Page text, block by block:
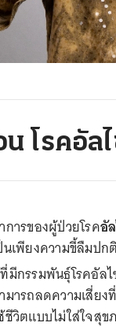
โรคอัลไ
การของผู้ป่วยโรคอั
นเพียงความขี้ลืมป
มีกรรมพันธุ์โรคอัล
มารถลดความเสี่ยง
ชีวิตแบบไม่ใส่ใจสุข